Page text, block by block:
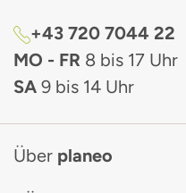
+43 720 7044 22
MO - FR 8 bis 17 Uhr
SA 9 bis 14 Uhr
Über planeo